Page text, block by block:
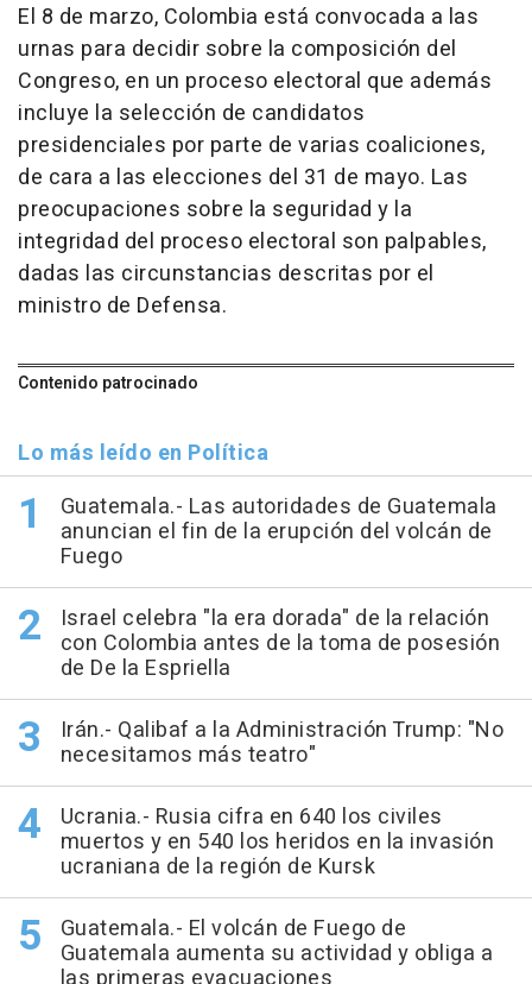
El 8 de marzo, Colombia está convocada a las
urnas para decidir sobre la composición del
Congreso, en un proceso electoral que además
incluye la selección de candidatos
presidenciales por parte de varias coaliciones,
de cara a las elecciones del 31 de mayo. Las
preocupaciones sobre la seguridad y la
integridad del proceso electoral son palpables,
dadas las circunstancias descritas por el
ministro de Defensa.
Contenido patrocinado
Lo más leído en Política
Guatemala.- Las autoridades de Guatemala
anuncian el fin de la erupción del volcán de
Fuego
Israel celebra "la era dorada" de la relación
con Colombia antes de la toma de posesión
de De la Espriella
Irán.- Qalibaf a la Administración Trump: "No
necesitamos más teatro"
Ucrania.- Rusia cifra en 640 los civiles
muertos y en 540 los heridos en la invasión
ucraniana de la región de Kursk
Guatemala.- El volcán de Fuego de
Guatemala aumenta su actividad y obliga a